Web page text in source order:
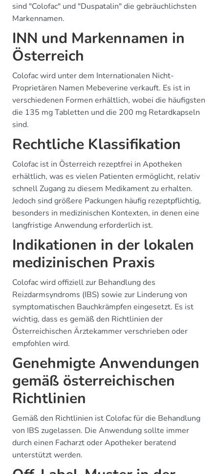
sind "Colofac" und "Duspatalin" die gebräuchlichsten
Markennamen.
INN und Markennamen in
Österreich
Colofac wird unter dem Internationalen Nicht-
Proprietären Namen Mebeverine verkauft. Es ist in
verschiedenen Formen erhältlich, wobei die häufigsten
die 135 mg Tabletten und die 200 mg Retardkapseln
sind.
Rechtliche Klassifikation
Colofac ist in Österreich rezeptfrei in Apotheken
erhältlich, was es vielen Patienten ermöglicht, relativ
schnell Zugang zu diesem Medikament zu erhalten.
Jedoch sind größere Packungen häufig rezeptpflichtig,
besonders in medizinischen Kontexten, in denen eine
langfristige Anwendung erforderlich ist.
Indikationen in der lokalen
medizinischen Praxis
Colofac wird offiziell zur Behandlung des
Reizdarmsyndroms (IBS) sowie zur Linderung von
symptomatischen Bauchkrämpfen eingesetzt. Es ist
wichtig, dass es gemäß den Richtlinien der
Österreichischen Ärztekammer verschrieben oder
empfohlen wird.
Genehmigte Anwendungen
gemäß österreichischen
Richtlinien
Gemäß den Richtlinien ist Colofac für die Behandlung
von IBS zugelassen. Die Anwendung sollte immer
durch einen Facharzt oder Apotheker beratend
unterstützt werden.